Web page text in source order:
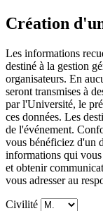
Création
Les informations
destiné à la gestion
organisateurs. En
seront transmises à
par l'Université, le
ces données. Les
de l'événement.
vous bénéficiez d'un
informations qui
et obtenir
vous adresser au
Civilité